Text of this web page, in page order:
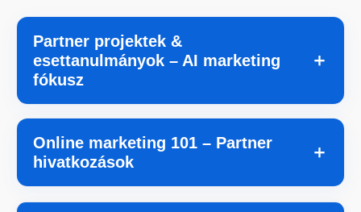
Partner projektek &
esettanulmányok – AI marketing
fókusz
＋
Online marketing 101 – Partner
hivatkozások
＋